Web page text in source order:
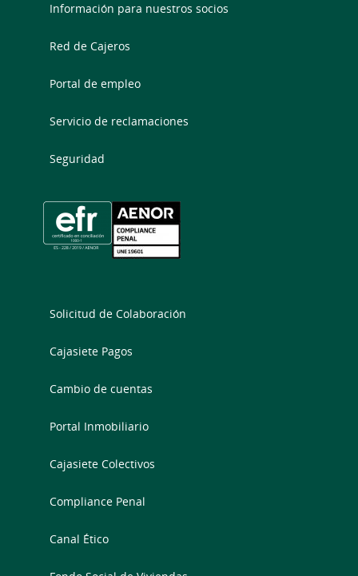
Información para nuestros socios
Red de Cajeros
Portal de empleo
Servicio de reclamaciones
Seguridad
Solicitud de Colaboración
Cajasiete Pagos
Cambio de cuentas
Portal Inmobiliario
Cajasiete Colectivos
Compliance Penal
Canal Ético